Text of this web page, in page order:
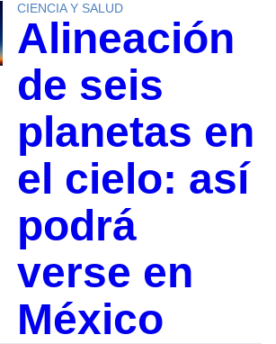
CIENCIA Y SALUD
Alineación
de seis
planetas en
el cielo: así
podrá
verse en
México